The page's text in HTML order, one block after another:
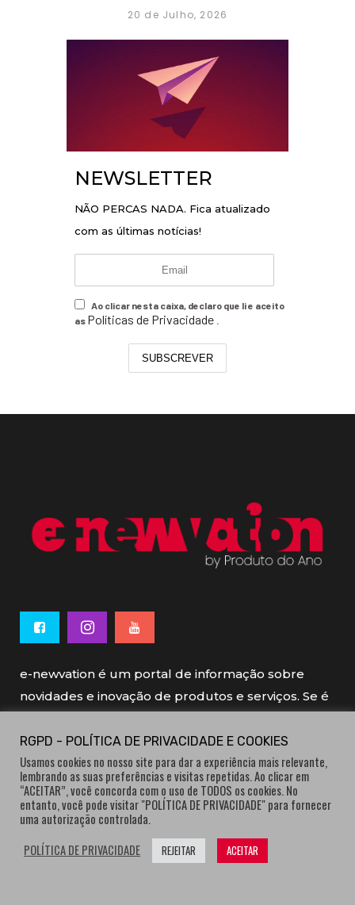
20 de Julho, 2026
NEWSLETTER
NÃO PERCAS NADA. Fica atualizado
com as últimas notícias!
Ao clicar nesta caixa, declaro que li e aceito
as Políticas de Privacidade
SUBSCREVER
e-newvation é um portal de informação sobre
novidades e inovação de produtos e serviços. Se é
e-newvation tem o patrocínio do “Produto do
Ano”, o prémio de inovação atribuído por
consumidores.
RGPD - POLÍTICA DE PRIVACIDADE E COOKIES
Usamos cookies no nosso site para dar a experiência mais relevante,
lembrando as suas preferências e visitas repetidas. Ao clicar em
“ACEITAR”, você concorda com o uso de TODOS os cookies. No
entanto, você pode visitar "POLÍTICA DE PRIVACIDADE" para fornecer
uma autorização controlada.
POLÍTICA DE PRIVACIDADE
REJEITAR ACEITAR